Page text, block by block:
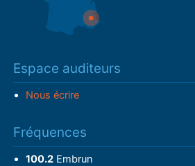
Espace auditeurs
Nous écrire
Fréquences
100.2Embrun